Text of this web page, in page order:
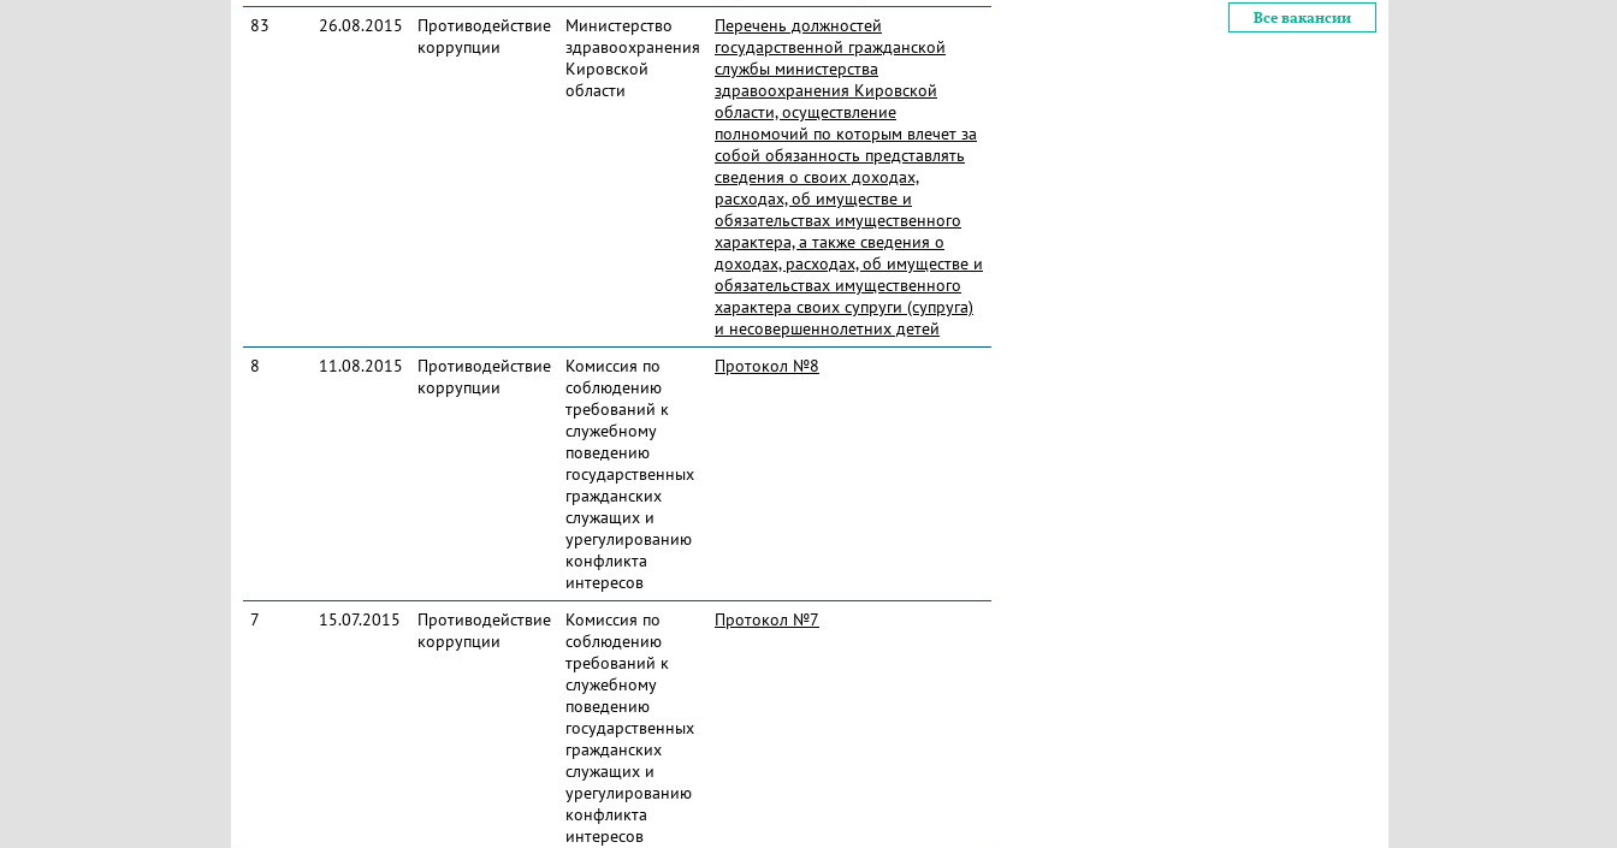
83
26.08.2015
Противодействие
коррупции
Министерство
здравоохранения
Кировской
области
Перечень должностей
государственной гражданской
службы министерства
здравоохранения Кировской
области, осуществление
полномочий по которым влечет за
собой обязанность представлять
сведения о своих доходах,
расходах, об имуществе и
обязательствах имущественного
характера, а также сведения о
доходах, расходах, об имуществе и
обязательствах имущественного
характера своих супруги (супруга)
и несовершеннолетних детей
8
11.08.2015
Противодействие
коррупции
Комиссия по
соблюдению
требований к
служебному
поведению
государственных
гражданских
служащих и
урегулированию
конфликта
интересов
Протокол №8
7 15.07.2015
Противодействие
коррупции
Комиссия по
соблюдению
требований к
служебному
поведению
государственных
гражданских
служащих и
урегулированию
конфликта
интересов
Протокол №7
Все вакансии